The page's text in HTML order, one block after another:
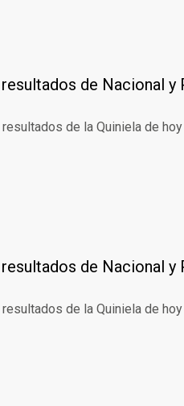
de Nacional y
de la Quiniela de
de Nacional y
de la Quiniela de